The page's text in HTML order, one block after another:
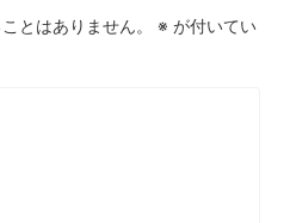
とはありません。 ※ が付いてい